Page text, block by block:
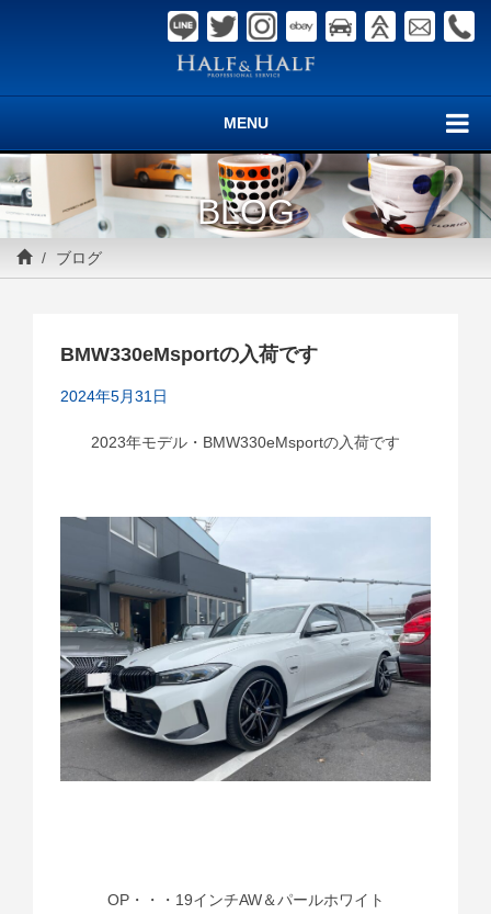
MENU
BLOG
ブログ
BMW330eMsportの入荷です
2024年5月31日
2023年モデル・BMW330eMsportの入荷です
OP・・・19インチAW＆パールホワイト